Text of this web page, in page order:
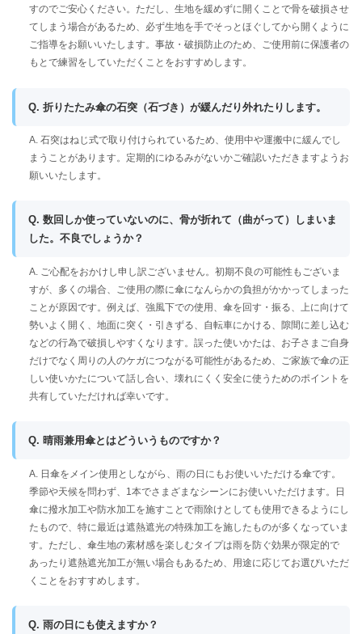
すのでご安心ください。ただし、生地を緩めずに開くことで骨を破損させ
てしまう場合があるため、必ず生地を手でそっとほぐしてから開くように
ご指導をお願いいたします。事故・破損防止のため、ご使用前に保護者の
もとで練習をしていただくことをおすすめします。
Q. 折りたたみ傘の石突（石づき）が緩んだり外れたりします。
A. 石突はねじ式で取り付けられているため、使用中や運搬中に緩んでし
まうことがあります。定期的にゆるみがないかご確認いただきますようお
願いいたします。
Q. 数回しか使っていないのに、骨が折れて（曲がって）しまいま
した。不良でしょうか？
A. ご心配をおかけし申し訳ございません。初期不良の可能性もございま
すが、多くの場合、ご使用の際に傘になんらかの負担がかかってしまった
ことが原因です。例えば、強風下での使用、傘を回す・振る、上に向けて
勢いよく開く、地面に突く・引きずる、自転車にかける、隙間に差し込む
などの行為で破損しやすくなります。誤った使いかたは、お子さまご自身
だけでなく周りの人のケガにつながる可能性があるため、ご家族で傘の正
しい使いかたについて話し合い、壊れにくく安全に使うためのポイントを
共有していただければ幸いです。
Q. 晴雨兼用傘とはどういうものですか？
A. 日傘をメイン使用としながら、雨の日にもお使いいただける傘です。
季節や天候を問わず、1本でさまざまなシーンにお使いいただけます。日
傘に撥水加工や防水加工を施すことで雨除けとしても使用できるようにし
たもので、特に最近は遮熱遮光の特殊加工を施したものが多くなっていま
す。ただし、傘生地の素材感を楽しむタイプは雨を防ぐ効果が限定的で
あったり遮熱遮光加工が無い場合もあるため、用途に応じてお選びいただ
くことをおすすめします。
Q. 雨の日にも使えますか？